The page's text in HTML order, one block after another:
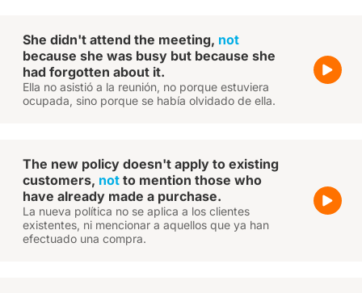
She didn't attend the meeting, not
because she was busy but because she
had forgotten about it.
Ella no asistió a la reunión, no porque estuviera
ocupada, sino porque se había olvidado de ella.
The new policy doesn't apply to existing
customers, not to mention those who
have already made a purchase.
La nueva política no se aplica a los clientes
existentes, ni mencionar a aquellos que ya han
efectuado una compra.